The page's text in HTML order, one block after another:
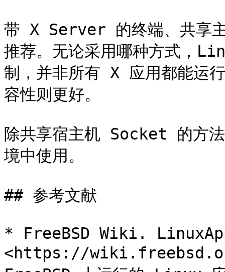
带 X Server 的终端、共享
推荐。无论采用哪种方式，
制，并非所有 X 应用都能运
容性则更好。
除共享宿主机 Socket 的方
境中使用。
## 参考文献
* FreeBSD Wiki.
<https://